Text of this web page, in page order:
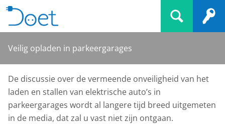
Veilig opladen in parkeergarages
De discussie over de vermeende onveiligheid van het
laden en stallen van elektrische auto’s in
parkeergarages wordt al langere tijd breed uitgemeten
in de media, dat zal u vast niet zijn ontgaan.